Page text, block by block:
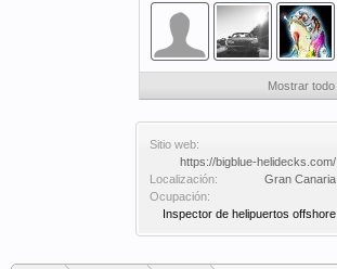
Mostrar todo
Sitio web:
https://bigblue-helidecks.com/
Localización:
Gran Canaria
Ocupación:
Inspector de helipuertos offshore